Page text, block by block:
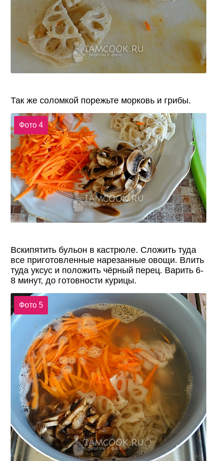
Так же соломкой порежьте морковь и грибы.
Фото 4
Вскипятить бульон в кастрюле. Сложить туда
все приготовленные нарезанные овощи. Влить
туда уксус и положить чёрный перец. Варить 6-
8 минут, до готовности курицы.
Фото 5